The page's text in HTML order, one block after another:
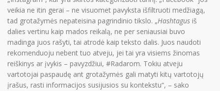
veikia ne itin gerai – ne visuomet pavyksta išfiltruoti medžiagą,
tad grotažymės nepateisina pagrindinio tikslo. „Hashtagus iš
dalies vertinu kaip mados reikalą, ne per seniausiai buvo
madinga juos rašyti, tai atrodė kaip teksto dalis. Juos naudoti
rekomenduoju nebent tuo atveju, jei tai yra visiems žinomas
reiškinys ar įvykis – pavyzdžiui, #Radarom. Tokiu atveju
vartotojai paspaudę ant grotažymės gali matyti kitų vartotojų
įrašus, rasti informacijos susijusios su kontekstu“, – sako